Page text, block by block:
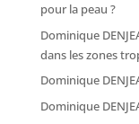
pour la peau ?
Dominique
dans les zones
Dominique
Dominique